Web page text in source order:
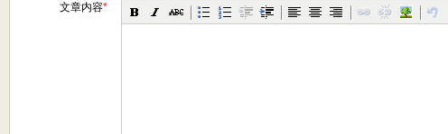
文章内容*